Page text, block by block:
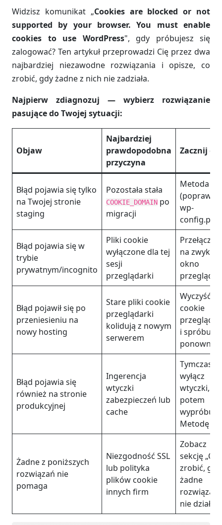
Widzisz komunikat „Cookies are blocked or not
supported by your browser. You must enable
cookies to use WordPress", gdy próbujesz się
zalogować? Ten artykuł przeprowadzi Cię przez dwa
najbardziej niezawodne rozwiązania i opisze, co
zrobić, gdy żadne z nich nie zadziała.
Najpierw zdiagnozuj — wybierz rozwiązanie
pasujące do Twojej sytuacji:
Objaw
Najbardziej
prawdopodobna
przyczyna
Zacznij od
Błąd pojawia się tylko
na Twojej stronie
staging
Pozostała stała
COOKIE_DOMAIN po
migracji
Metoda 1
(poprawka
wp-
Błąd pojawia się w
trybie
prywatnym/incognito
Pliki cookie
wyłączone dla tej
sesji
przeglądarki
Przełącz
na zwykłe
okno
Błąd pojawił się po
przeniesieniu na
nowy hosting
Stare pliki cookie
przeglądarki
kolidują z nowym
serwerem
Wyczyść
cookie
i spróbuj
ponownie
Błąd pojawia się
również na stronie
produkcyjnej
Ingerencja
wtyczki
zabezpieczeń lub
cache
wyłącz
wtyczki, a
potem
wypróbuj
Metodę 1
Żadne z poniższych
rozwiązań nie
pomaga
Niezgodność SSL
lub polityka
plików cookie
innych firm
Zobacz
sekcję „Co
zrobić, gdy
żadne
nie działa"